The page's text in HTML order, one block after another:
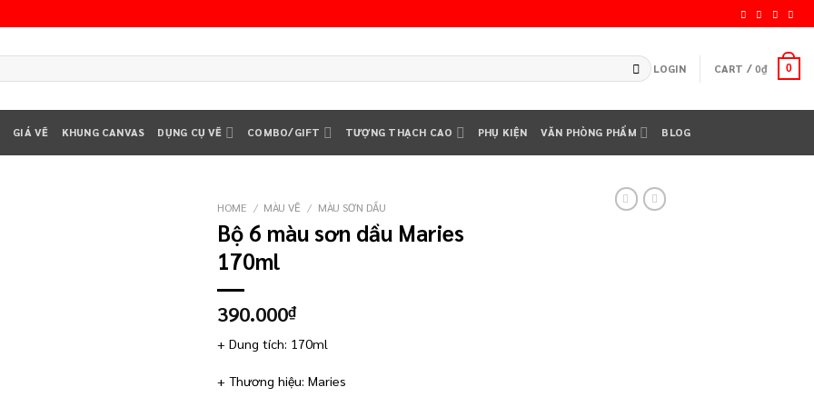
LOGIN CART /0₫ 0
GIÁ VẼ KHUNG CANVAS DỤNG CỤ VẼ COMBO/GIFT TƯỢNG THẠCH CAO PHỤ KIỆN VĂN PHÒNG PHẨM BLOG
HOME / MÀU VẼ / MÀU SƠN DẦU
Bộ 6 màu sơn dầu Maries
170ml
390.000₫
+ Dung tích: 170ml
+ Thương hiệu: Maries